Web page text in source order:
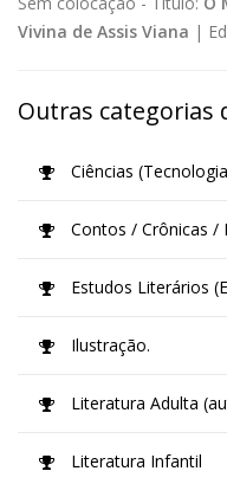
Vivina de Assis Viana |
Outras categorias
Ciências
Contos / Crônicas /
Estudos Literários
Ilustração.
Literatura Adulta
Literatura Infantil